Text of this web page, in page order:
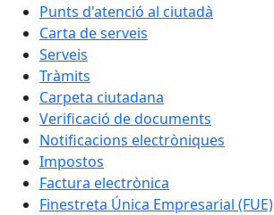
Punts d'atenció al ciutadà
Carta de serveis
Serveis
Tràmits
Carpeta ciutadana
Verificació de documents
Notificacions electròniques
Impostos
Factura electrònica
Finestreta Única Empresarial (FUE)